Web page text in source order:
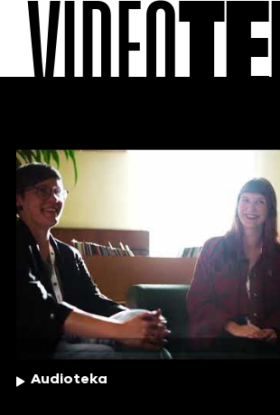
VIDEO
Audioteka